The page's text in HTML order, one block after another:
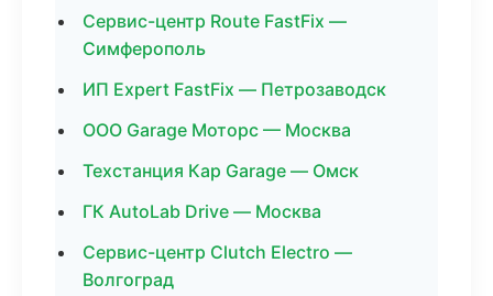
Сервис-центр Route FastFix —
Симферополь
ИП Expert FastFix — Петрозаводск
ООО Garage Моторс — Москва
Техстанция Кар Garage — Омск
ГК AutoLab Drive — Москва
Сервис-центр Clutch Electro —
Волгоград